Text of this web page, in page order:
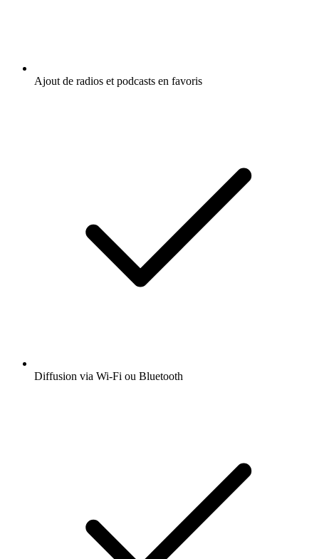
Ajout de radios et podcasts en favoris
Diffusion via Wi-Fi ou Bluetooth